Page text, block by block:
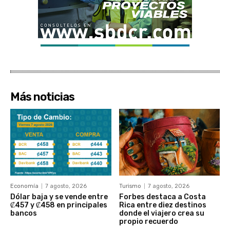
Más noticias
Economía 7 agosto, 2026
Dólar baja y se vende entre
₡457 y ₡458 en principales
bancos
Turismo 7 agosto, 2026
Forbes destaca a Costa
Rica entre diez destinos
donde el viajero crea su
propio recuerdo